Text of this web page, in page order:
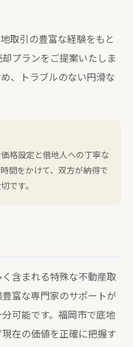
取引の豊富な経験をもと
プランをご提案いたしま
、トラブルのない円滑な
格設定と借地人への丁寧な
間をかけて、双方が納得で
です。
含まれる特殊な不動産取
富な専門家のサポートが
可能です。福岡市で底地
在の価値を正確に把握す